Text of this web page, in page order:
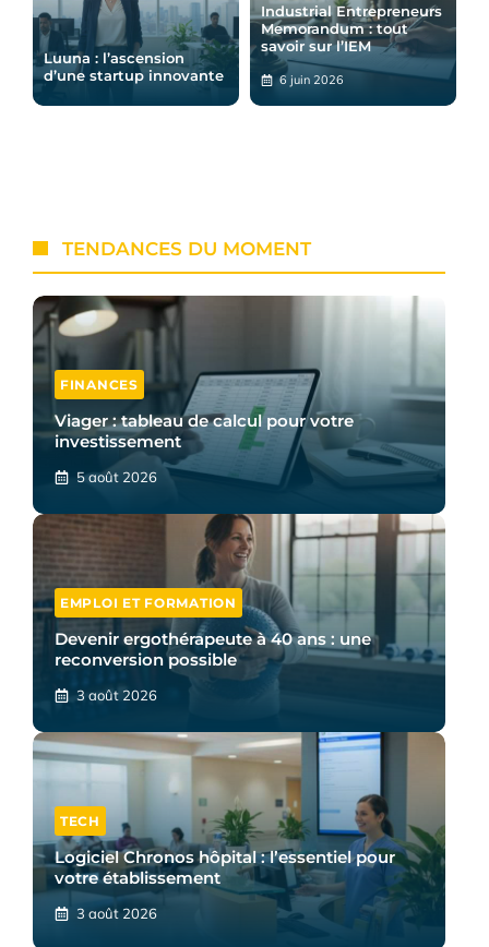
Luuna : l’ascension
d’une startup innovante
Industrial Entrepreneurs
Memorandum : tout
savoir sur l’IEM
6 juin 2026
TENDANCES DU MOMENT
FINANCES
Viager : tableau de calcul pour votre
investissement
5 août 2026
EMPLOI ET FORMATION
Devenir ergothérapeute à 40 ans : une
reconversion possible
3 août 2026
TECH
Logiciel Chronos hôpital : l’essentiel pour
votre établissement
3 août 2026